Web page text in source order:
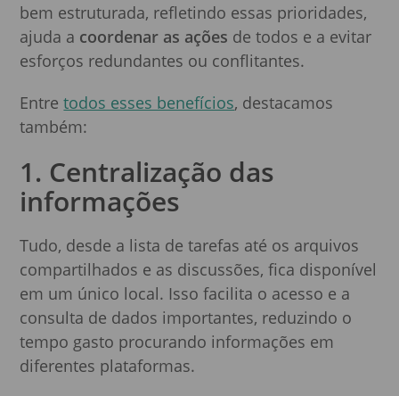
bem estruturada, refletindo essas prioridades,
ajuda a coordenar as ações de todos e a evitar
esforços redundantes ou conflitantes.
Entretodos esses benefícios, destacamos
também:
1. Centralização das
informações
Tudo, desde a lista de tarefas até os arquivos
compartilhados e as discussões, fica disponível
em um único local. Isso facilita o acesso e a
consulta de dados importantes, reduzindo o
tempo gasto procurando informações em
diferentes plataformas.